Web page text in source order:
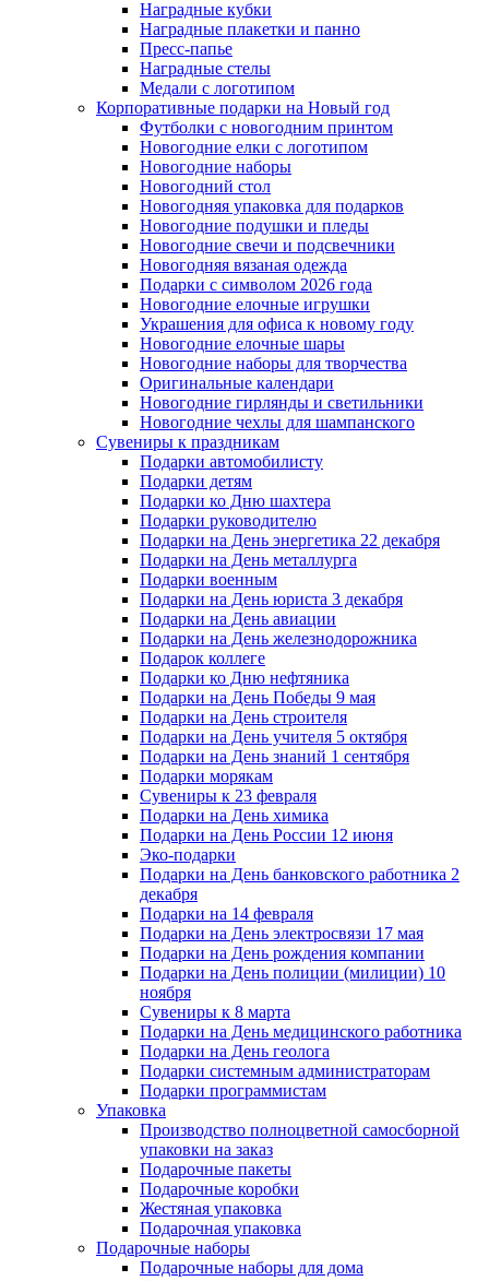
Наградные кубки
Наградные плакетки и панно
Пресс-папье
Наградные стелы
Медали с логотипом
Корпоративные подарки на Новый год
Футболки с новогодним принтом
Новогодние елки с логотипом
Новогодние наборы
Новогодний стол
Новогодняя упаковка для подарков
Новогодние подушки и пледы
Новогодние свечи и подсвечники
Новогодняя вязаная одежда
Подарки с символом 2026 года
Новогодние елочные игрушки
Украшения для офиса к новому году
Новогодние елочные шары
Новогодние наборы для творчества
Оригинальные календари
Новогодние гирлянды и светильники
Новогодние чехлы для шампанского
Сувениры к праздникам
Подарки автомобилисту
Подарки детям
Подарки ко Дню шахтера
Подарки руководителю
Подарки на День энергетика 22 декабря
Подарки на День металлурга
Подарки военным
Подарки на День юриста 3 декабря
Подарки на День авиации
Подарки на День железнодорожника
Подарок коллеге
Подарки ко Дню нефтяника
Подарки на День Победы 9 мая
Подарки на День строителя
Подарки на День учителя 5 октября
Подарки на День знаний 1 сентября
Подарки морякам
Сувениры к 23 февраля
Подарки на День химика
Подарки на День России 12 июня
Эко-подарки
Подарки на День банковского работника 2
декабря
Подарки на 14 февраля
Подарки на День электросвязи 17 мая
Подарки на День рождения компании
Подарки на День полиции (милиции) 10
ноября
Сувениры к 8 марта
Подарки на День медицинского работника
Подарки на День геолога
Подарки системным администраторам
Подарки программистам
Упаковка
Производство полноцветной самосборной
упаковки на заказ
Подарочные пакеты
Подарочные коробки
Жестяная упаковка
Подарочная упаковка
Подарочные наборы
Подарочные наборы для дома